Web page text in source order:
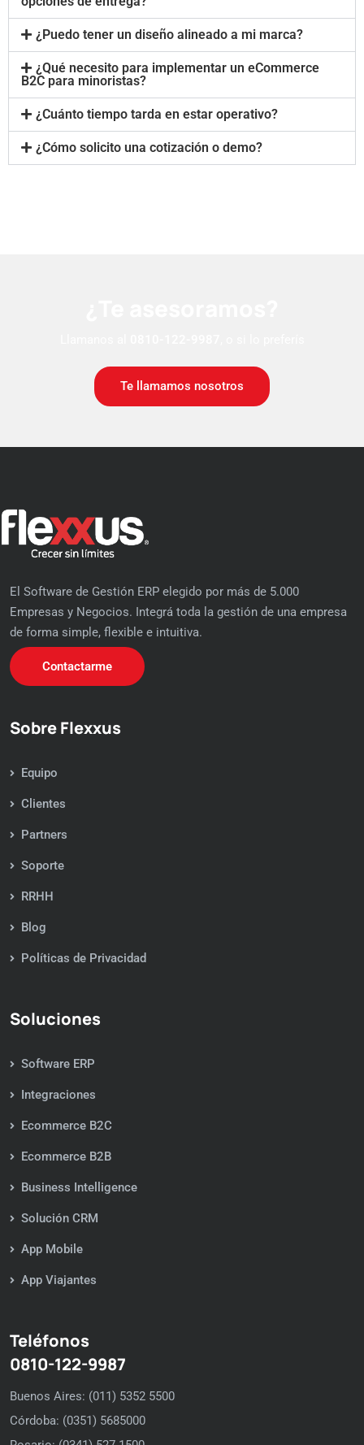
¿Puedo tener un diseño alineado a mi marca?
¿Qué necesito para implementar un eCommerce
B2C para minoristas?
¿Cuánto tiempo tarda en estar operativo?
¿Cómo solicito una cotización o demo?
Te llamamos nosotros
El Software de Gestión ERP elegido por más de 5.000
Empresas y Negocios. Integrá toda la gestión de una empresa
de forma simple, flexible e intuitiva.
Contactarme
Sobre Flexxus
Equipo
Clientes
Partners
Soporte
RRHH
Blog
Políticas de Privacidad
Soluciones
Software ERP
Integraciones
Ecommerce B2C
Ecommerce B2B
Business Intelligence
Solución CRM
App Mobile
App Viajantes
Teléfonos
0810-122-9987
Buenos Aires: (011) 5352 5500
Córdoba: (0351) 5685000